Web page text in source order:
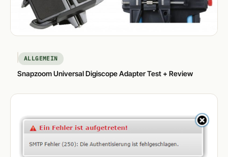
ALLGEMEIN
Snapzoom Universal Digiscope Adapter Test + Review